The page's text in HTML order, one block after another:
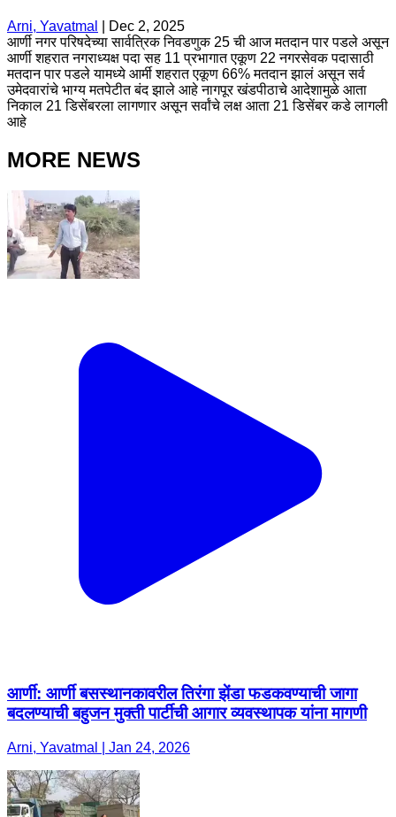
Arni, Yavatmal
Dec 2, 2025
आर्णी नगर परिषदेच्या सार्वत्रिक निवडणुक 25 ची आज मतदान पार पडले असून
आर्णी शहरात नगराध्यक्ष पदा सह 11 प्रभागात एकूण 22 नगरसेवक पदासाठी
मतदान पार पडले यामध्ये आर्मी शहरात एकूण 66% मतदान झालं असून सर्व
उमेदवारांचे भाग्य मतपेटीत बंद झाले आहे नागपूर खंडपीठाचे आदेशामुळे आता
निकाल 21 डिसेंबरला लागणार असून सर्वांचे लक्ष आता 21 डिसेंबर कडे लागली
आहे
MORE NEWS
आर्णी: आर्णी बसस्थानकावरील तिरंगा झेंडा फडकवण्याची जागा
बदलण्याची बहुजन मुक्ती पार्टीची आगार व्यवस्थापक यांना मागणी
Arni, Yavatmal | Jan 24, 2026